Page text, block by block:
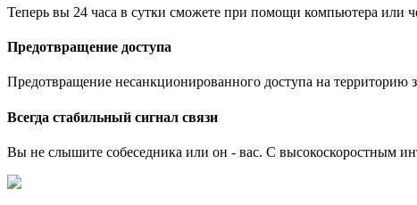
Теперь вы 24 часа в сутки сможете при помощи компьютера или
Предотвращение доступа
Предотвращение несанкционированного доступа на территорию
Всегда стабильный сигнал связи
Вы не слышите собеседника или он - вас. С высокоскоростным